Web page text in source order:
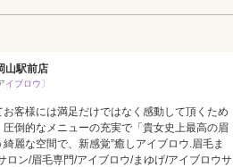
山駅前店
ブロウ〕
客様には満足だけではなく感動して頂くため
倒的なメニューの充実で「貴女史上最高の眉
麗な空間で、新感覚”癒しアイブロウ.眉毛ま
ロン/眉毛専門/アイブロウ/まゆげ/アイブロウサ